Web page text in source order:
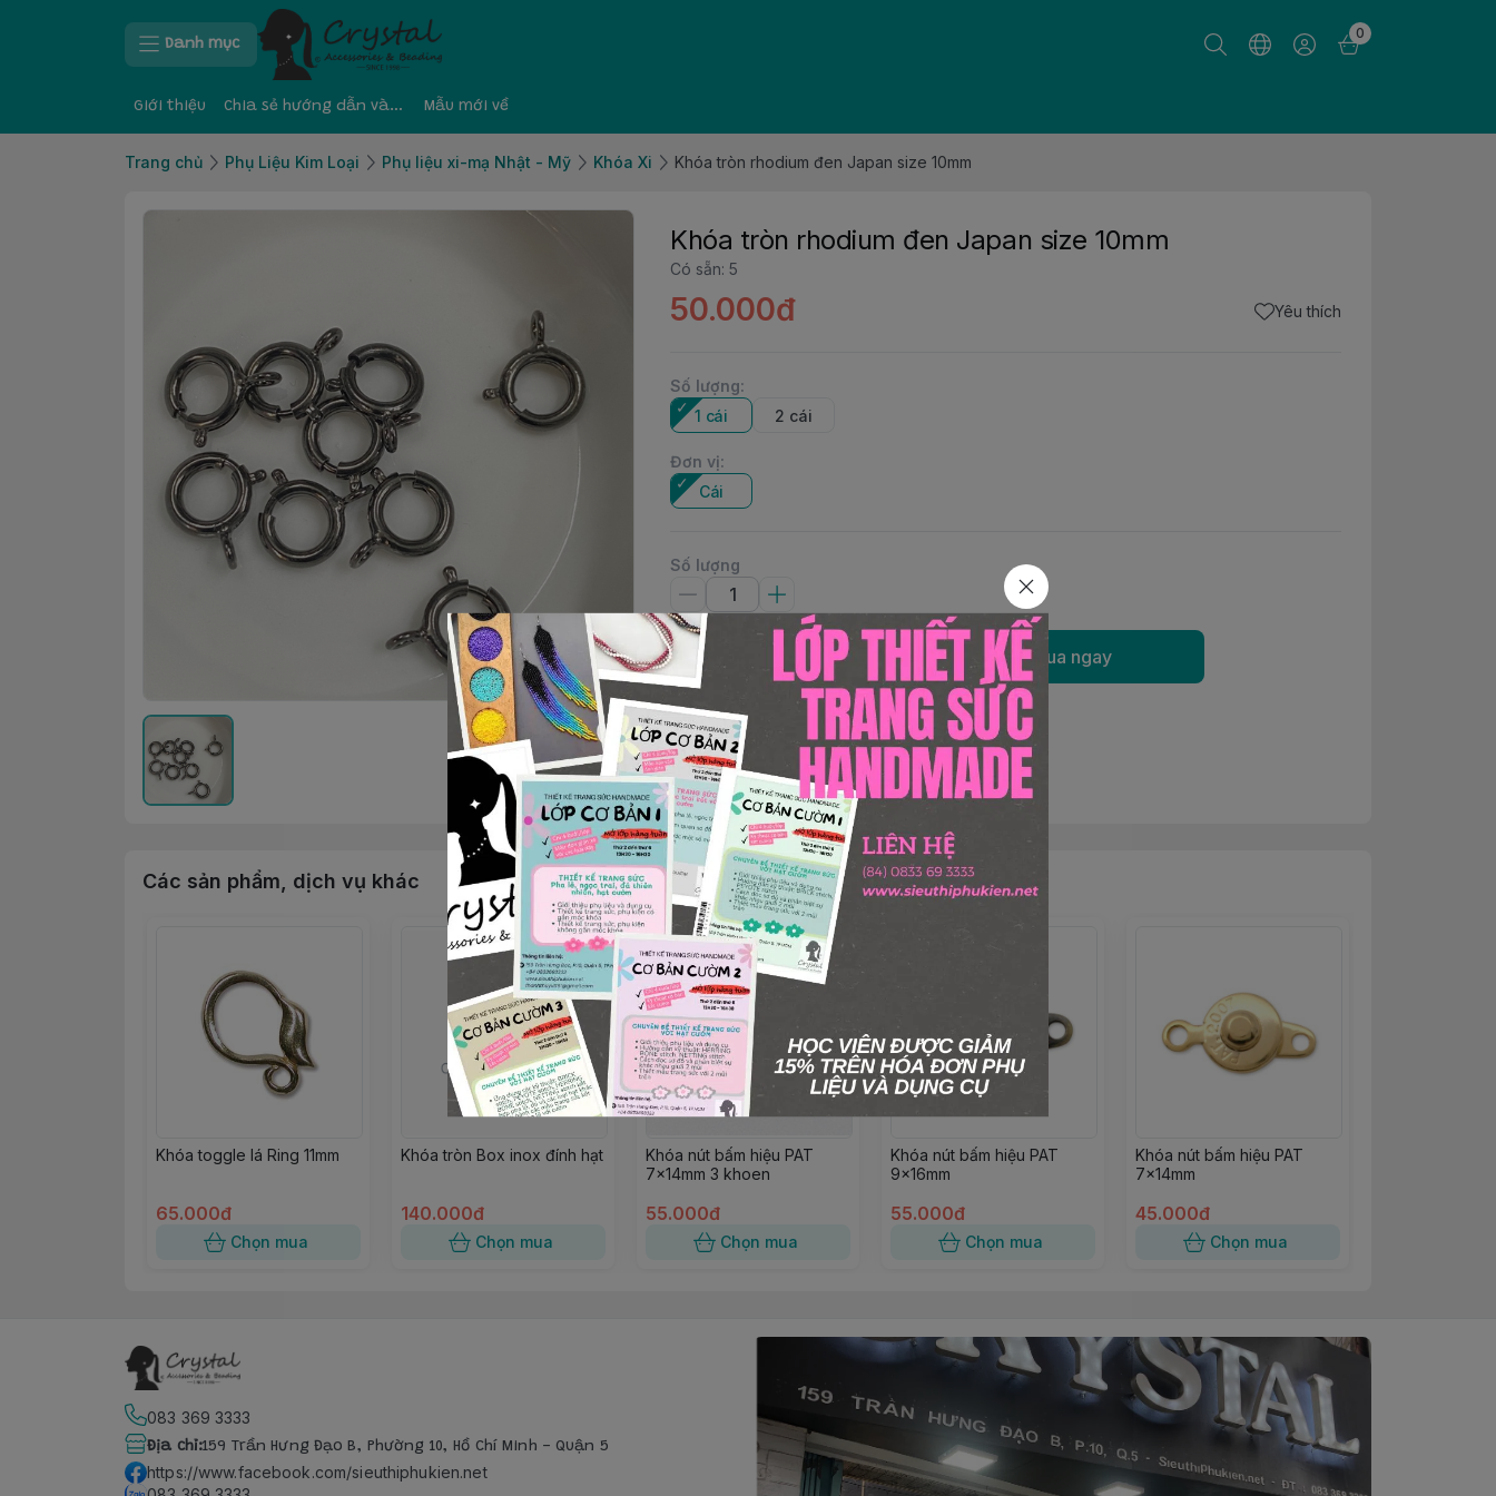
Danh mục
0
Giới thiệu Chia sẻ hướng dẫn và kinh nghiệm Mẫu mới về
Trang chủ Phụ Liệu Kim Loại Phụ liệu xi-mạ Nhật - Mỹ Khóa Xi Khóa tròn rhodium đen Japan size 10mm
Khóa tròn rhodium đen Japan size 10mm
Có sẵn: 5
50.000đ Yêu thích
Số lượng:
1 cái
2 cái
Đơn vị:
Cái
Số lượng
Thêm giỏ hàng Mua ngay
Các sản phẩm, dịch vụ khác
Khóa toggle lá Ring 11mm
65.000đ
Chọn mua
Khóa tròn Box inox đính hạt
140.000đ
Chọn mua
Khóa nút bấm hiệu PAT
7×14mm 3 khoen
55.000đ
Chọn mua
Khóa nút bấm hiệu PAT
9×16mm
55.000đ
Chọn mua
Khóa nút bấm hiệu PAT
7×14mm
45.000đ
Chọn mua
083 369 3333
Địa chỉ:159 Trần Hưng Đạo B, Phường 10, Hồ Chí Minh - Quận 5
https://www.facebook.com/sieuthiphukien.net